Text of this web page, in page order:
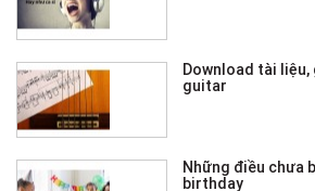
Download tài
guitar
Những điều chưa
birthday